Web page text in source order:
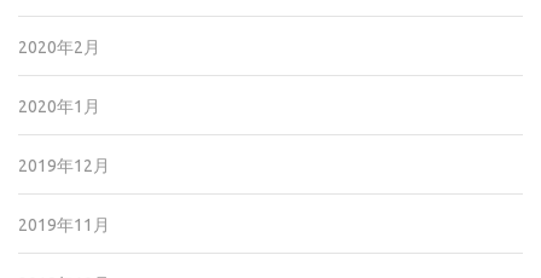
2020年2月
2020年1月
2019年12月
2019年11月